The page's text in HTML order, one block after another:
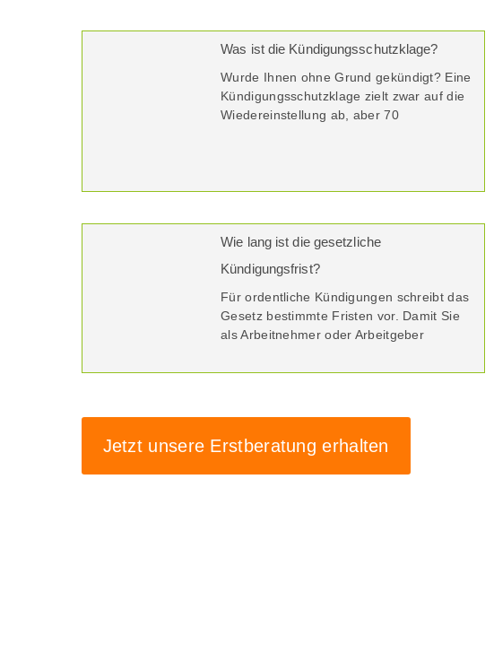
Was ist die Kündigungsschutzklage?
Wurde Ihnen ohne Grund gekündigt? Eine
Kündigungsschutzklage zielt zwar auf die
Wiedereinstellung ab, aber 70
Wie lang ist die gesetzliche
Kündigungsfrist?
Für ordentliche Kündigungen schreibt das
Gesetz bestimmte Fristen vor. Damit Sie
als Arbeitnehmer oder Arbeitgeber
Jetzt unsere Erstberatung erhalten